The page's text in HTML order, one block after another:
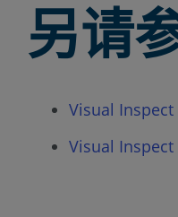
另请
Visual Inspect
Visual Inspect